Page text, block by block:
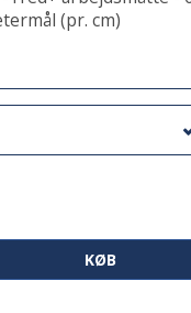
(pr. cm)
KØB